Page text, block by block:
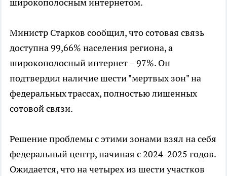
широкополосным интернетом.
Министр Старков сообщил, что сотовая связь
доступна 99,66% населения региона, а
широкополосный интернет – 97%. Он
подтвердил наличие шести "мертвых зон" на
федеральных трассах, полностью лишенных
сотовой связи.
Решение проблемы с этими зонами взял на себя
федеральный центр, начиная с 2024-2025 годов.
Ожидается, что на четырех из шести участков